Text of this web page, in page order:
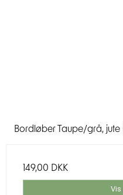
Bordløber Taupe/grå, jute
149,00 DKK